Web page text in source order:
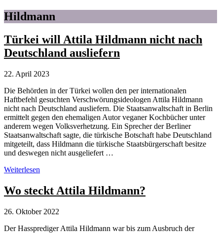
Hildmann
Türkei will Attila Hildmann nicht nach
Deutschland ausliefern
22. April 2023
Die Behörden in der Türkei wollen den per internationalen
Haftbefehl gesuchten Verschwörungsideologen Attila Hildmann
nicht nach Deutschland ausliefern. Die Staatsanwaltschaft in Berlin
ermittelt gegen den ehemaligen Autor veganer Kochbücher unter
anderem wegen Volksverhetzung. Ein Sprecher der Berliner
Staatsanwaltschaft sagte, die türkische Botschaft habe Deutschland
mitgeteilt, dass Hildmann die türkische Staatsbürgerschaft besitze
und deswegen nicht ausgeliefert …
Türkei
Attila
Hildmann
nach
ausliefern
Weiterlesen
Wo steckt Attila Hildmann?
26. Oktober 2022
Der Hassprediger Attila Hildmann war bis zum Ausbruch der